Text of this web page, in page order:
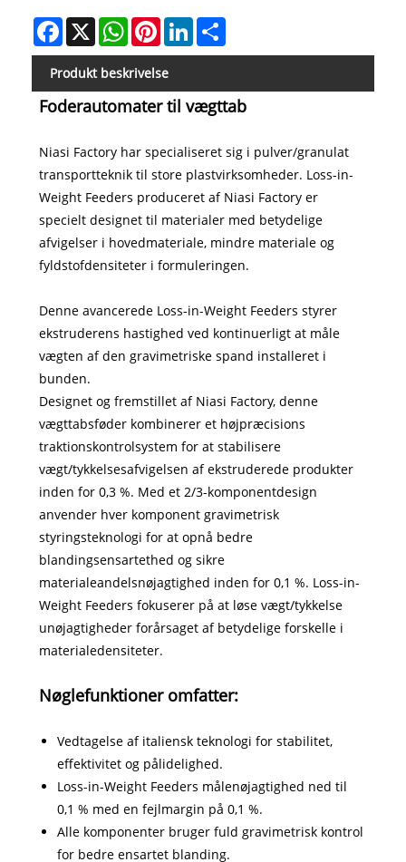
Facebook
X WhatsAppPinterestLinkedIn
Produkt beskrivelse
Foderautomater til vægttab
Niasi Factory har specialiseret sig i pulver/granulat
transportteknik til store plastvirksomheder. Loss-in-
Weight Feeders produceret af Niasi Factory er
specielt designet til materialer med betydelige
afvigelser i hovedmateriale, mindre materiale og
fyldstofdensiteter i formuleringen.
Denne avancerede Loss-in-Weight Feeders styrer
ekstruderens hastighed ved kontinuerligt at måle
vægten af ​​den gravimetriske spand installeret i
bunden.
Designet og fremstillet af Niasi Factory, denne
vægttabsføder kombinerer et højpræcisions
traktionskontrolsystem for at stabilisere
vægt/tykkelsesafvigelsen af ​​ekstruderede produkter
inden for 0,3 %. Med et 2/3-komponentdesign
anvender hver komponent gravimetrisk
styringsteknologi for at opnå bedre
blandingsensartethed og sikre
materialeandelsnøjagtighed inden for 0,1 %. Loss-in-
Weight Feeders fokuserer på at løse vægt/tykkelse
unøjagtigheder forårsaget af betydelige forskelle i
materialedensiteter.
Nøglefunktioner omfatter:
Vedtagelse af italiensk teknologi for stabilitet,
effektivitet og pålidelighed.
Loss-in-Weight Feeders målenøjagtighed ned til
0,1 % med en fejlmargin på 0,1 %.
Alle komponenter bruger fuld gravimetrisk kontrol
for bedre ensartet blanding.